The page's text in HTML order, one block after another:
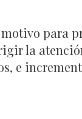
para
la
e